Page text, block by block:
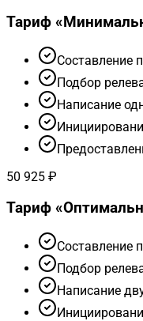
Тариф «
Cоставление
Подбор
Написание
50 925 ₽
Тариф «
Cоставление
Подбор
Написание